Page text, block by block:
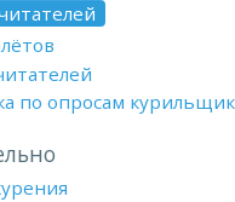
по опросам